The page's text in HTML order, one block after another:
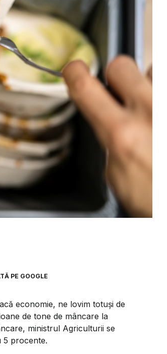
PE GOOGLE
economie, ne lovim totuși de
de tone de mâncare la
ministrul Agriculturii se
5 procente.